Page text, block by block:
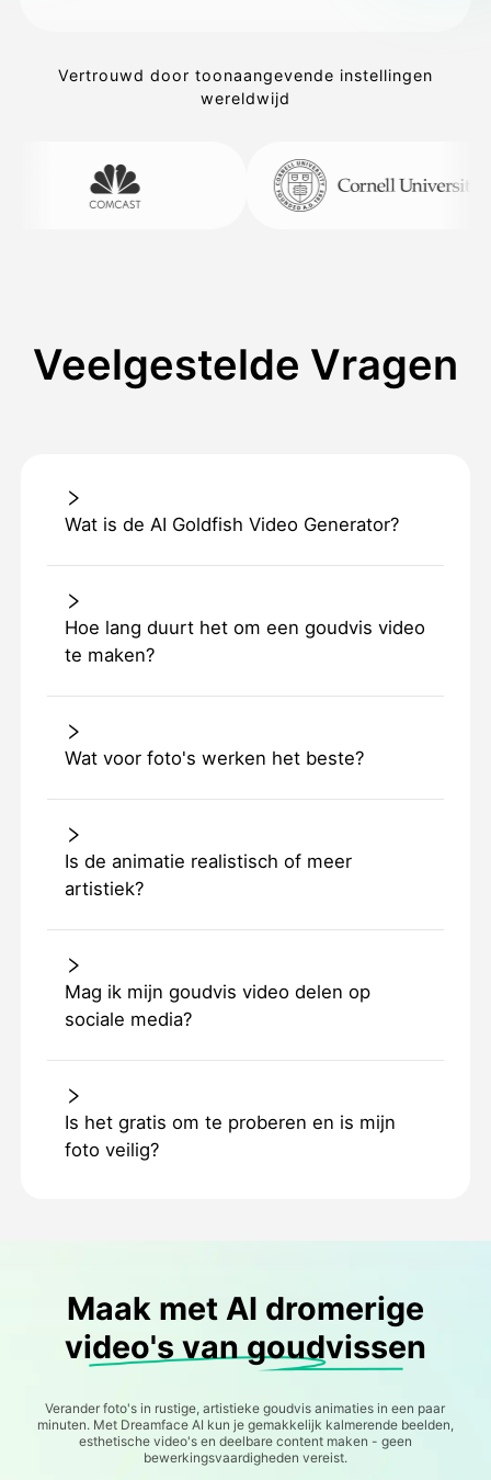
Vertrouwd door toonaangevende instellingen
wereldwijd
Veelgestelde Vragen
Wat is de AI Goldfish Video Generator?
Hoe lang duurt het om een goudvis video
te maken?
Wat voor foto's werken het beste?
Is de animatie realistisch of meer
artistiek?
Mag ik mijn goudvis video delen op
sociale media?
Is het gratis om te proberen en is mijn
foto veilig?
Maak met AI dromerige
video's van goudvissen
Verander foto's in rustige, artistieke goudvis animaties in een paar
minuten. Met Dreamface AI kun je gemakkelijk kalmerende beelden,
esthetische video's en deelbare content maken - geen
bewerkingsvaardigheden vereist.